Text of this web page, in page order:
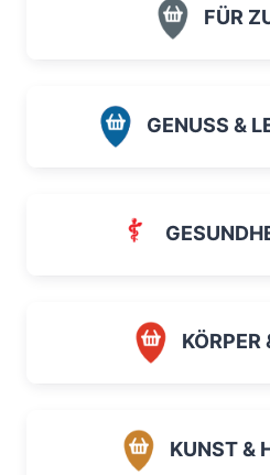
FÜR
GENUSS &
KÖRPER
KUNST &